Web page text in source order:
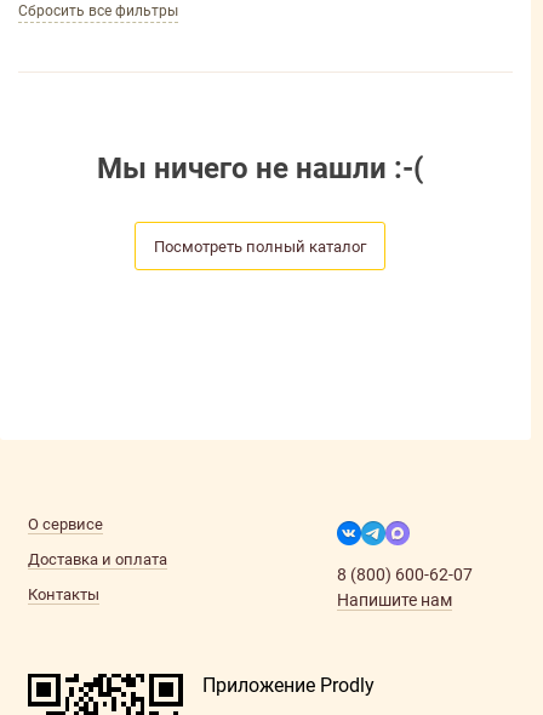
Сбросить все фильтры
Мы ничего не нашли :-(
Посмотреть полный каталог
О сервисе
Доставка и оплата
Контакты
8 (800) 600-62-07
Напишите нам
Приложение Prodly